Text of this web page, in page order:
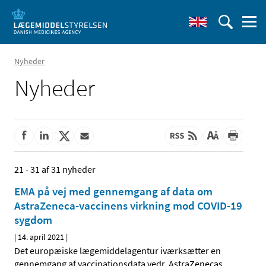
Nyheder
Nyheder
21 - 31 af 31 nyheder
EMA på vej med gennemgang af data om
AstraZeneca-vaccinens virkning mod COVID-19
sygdom
| 14. april 2021 |
Det europæiske lægemiddelagentur iværksætter en